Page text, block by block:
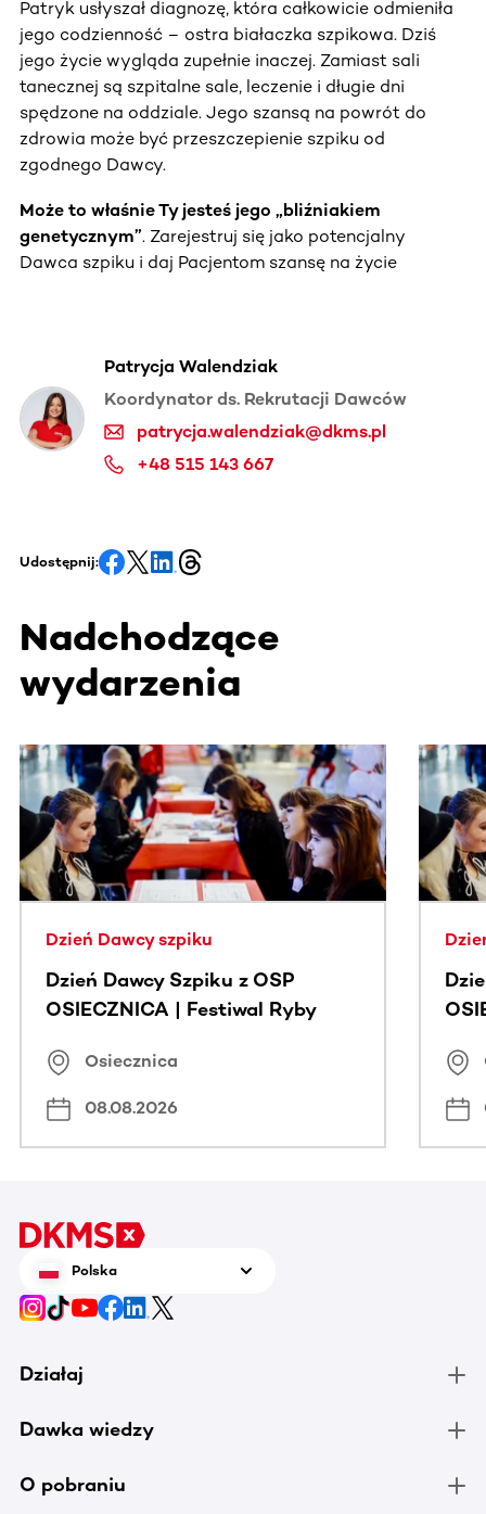
Patryk usłyszał diagnozę, która całkowicie odmieniła
jego codzienność – ostra białaczka szpikowa. Dziś
jego życie wygląda zupełnie inaczej. Zamiast sali
tanecznej są szpitalne sale, leczenie i długie dni
spędzone na oddziale. Jego szansą na powrót do
zdrowia może być przeszczepienie szpiku od
zgodnego Dawcy.
Może to właśnie Ty jesteś jego „bliźniakiem
genetycznym”. Zarejestruj się jako potencjalny
Dawca szpiku i daj Pacjentom szansę na życie
Patrycja Walendziak
Koordynator ds. Rekrutacji Dawców
patrycja.walendziak@dkms.pl
+48 515 143 667
Udostępnij:
Nadchodzące
wydarzenia
Ta sekcja zawiera treści przewijane w poziomie. Użyj
Dzień Dawcy szpiku
Dzień Dawcy Szpiku z OSP
OSIECZNICA | Festiwal Ryby
Osiecznica
08.08.2026
Polska
Działaj
Dawka wiedzy
O pobraniu